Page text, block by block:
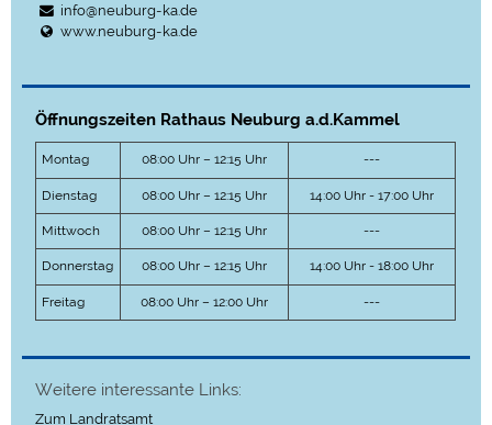
info@neuburg-ka.de
www.neuburg-ka.de
Öffnungszeiten Rathaus Neuburg a.d.Kammel
Montag 08:00 Uhr – 12:15 Uhr ---
Dienstag 08:00 Uhr – 12:15 Uhr 14:00 Uhr - 17:00 Uhr
Mittwoch 08:00 Uhr – 12:15 Uhr ---
Donnerstag 08:00 Uhr – 12:15 Uhr 14:00 Uhr - 18:00 Uhr
Freitag 08:00 Uhr – 12:00 Uhr ---
Weitere interessante Links:
Zum Landratsamt